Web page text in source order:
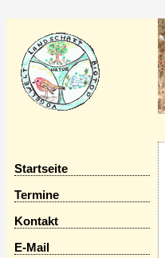
Startseite
Termine
Kontakt
E-Mail